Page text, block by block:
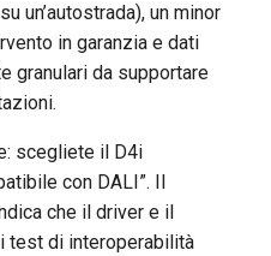
un’autostrada), un minor
in garanzia e dati
granulari da supportare
scegliete il D4i
con DALI”. Il
che il driver e il
test di interoperabilità